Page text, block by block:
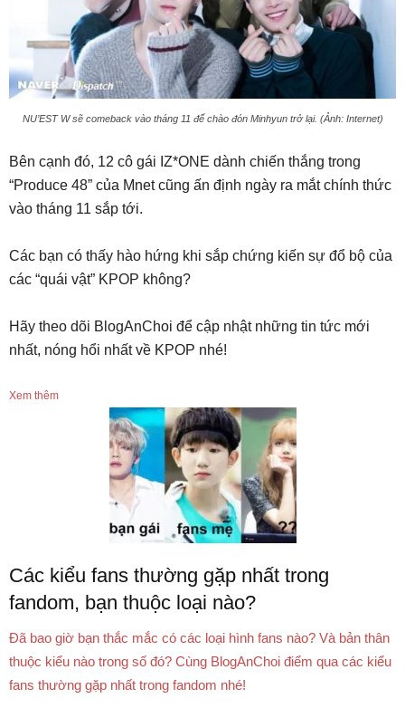
NU’EST W sẽ comeback vào tháng 11 để chào đón Minhyun trở lại. (Ảnh: Internet)
Bên cạnh đó, 12 cô gái IZ*ONE dành chiến thắng trong
“Produce 48” của Mnet cũng ấn định ngày ra mắt chính thức
vào tháng 11 sắp tới.
Các bạn có thấy hào hứng khi sắp chứng kiến sự đổ bộ của
các “quái vật” KPOP không?
Hãy theo dõi BlogAnChoi để cập nhật những tin tức mới
nhất, nóng hổi nhất về KPOP nhé!
Xem thêm
Các kiểu fans thường gặp nhất trong
fandom, bạn thuộc loại nào?
Đã bao giờ bạn thắc mắc có các loại hình fans nào? Và bản thân
thuộc kiểu nào trong số đó? Cùng BlogAnChoi điểm qua các kiểu
fans thường gặp nhất trong fandom nhé!